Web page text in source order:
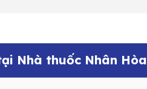
Nhà thuốc Nhân Hòa